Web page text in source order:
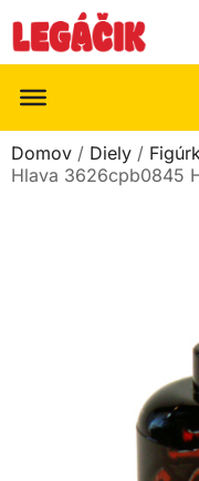
Domov / Diely /
Hlava 3626cpb0845